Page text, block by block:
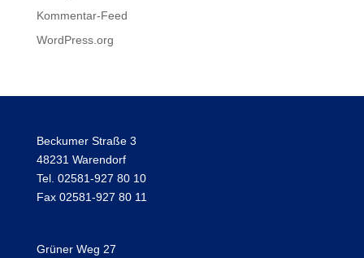
Kommentar-Feed
WordPress.org
Beckumer Straße 3
48231 Warendorf
Tel. 02581-927 80 10
Fax 02581-927 80 11
Grüner Weg 27